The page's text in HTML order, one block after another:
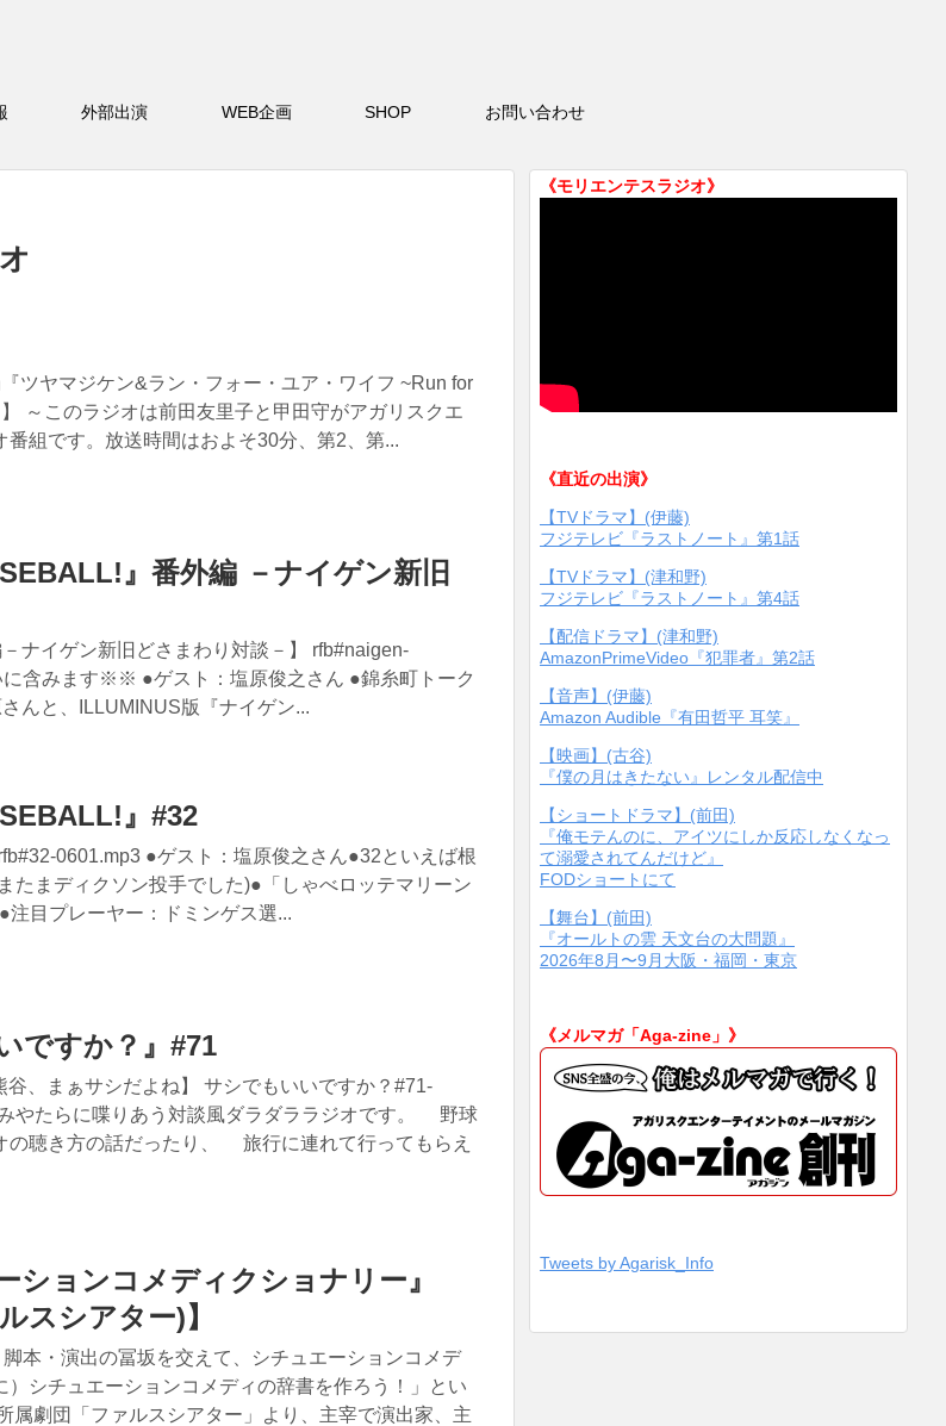
報 外部出演 WEB企画 SHOP お問い合わせ
ツヤマジケン&ラン・フォー・ユア・ワイフ ~Run for
～このラジオは前田友里子と甲田守がアガリスクエ
組です。放送時間はおよそ30分、第2、第...
』番外編 －ナイゲン新旧
ナイゲン新旧どさまわり対談－】 rfb#naigen-
含みます※※ ●ゲスト：塩原俊之さん ●錦糸町トーク
んと、ILLUMINUS版『ナイゲン...
』#32
0601.mp3 ●ゲスト：塩原俊之さん●32といえば根
たまディクソン投手でした)●「しゃべロッテマリーン
目プレーヤー：ドミンゲス選...
ですか？』#71
谷、まぁサシだよね】 サシでもいいですか？#71-
やたらに喋りあう対談風ダラダララジオです。 野球
の聴き方の話だったり、 旅行に連れて行ってもらえ
ションコメディクショナリー』
スシアター)】
本・演出の冨坂を交えて、シチュエーションコメデ
シチュエーションコメディの辞書を作ろう！」とい
属劇団「ファルスシアター」より、主宰で演出家、主
《モリエンテスラジオ》
《直近の出演》
【TVドラマ】(伊藤)
フジテレビ『ラストノート』第1話
【TVドラマ】(津和野)
フジテレビ『ラストノート』第4話
【配信ドラマ】(津和野)
AmazonPrimeVideo『犯罪者』第2話
【音声】(伊藤)
Amazon Audible『有田哲平 耳笑』
【映画】(古谷)
『僕の月はきたない』レンタル配信中
【ショートドラマ】(前田)
『俺モテんのに、アイツにしか反応しなくなっ
て溺愛されてんだけど』
FODショートにて
【舞台】(前田)
『オールトの雲 天文台の大問題』
2026年8月〜9月大阪・福岡・東京
《メルマガ「Aga-zine」》
Tweets by Agarisk_Info